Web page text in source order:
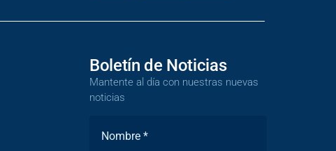
Boletín de Noticias
Mantente al día con nuestras nuevas
noticias